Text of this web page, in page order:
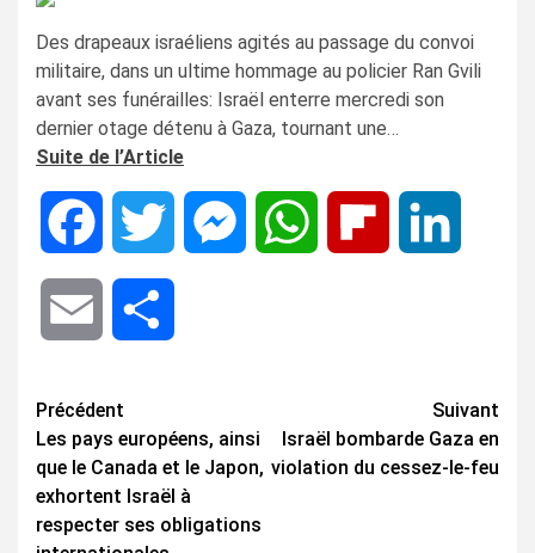
Des drapeaux israéliens agités au passage du convoi
militaire, dans un ultime hommage au policier Ran Gvili
avant ses funérailles: Israël enterre mercredi son
dernier otage détenu à Gaza, tournant une…
Suite de l’Article
Facebook Twitter MessengerWhatsApp Flipboard
Email
Navigation
d’article
Précédent
Les pays européens, ainsi
que le Canada et le Japon,
exhortent Israël à
respecter ses obligations
Suivant
Israël bombarde Gaza en
violation du cessez-le-feu